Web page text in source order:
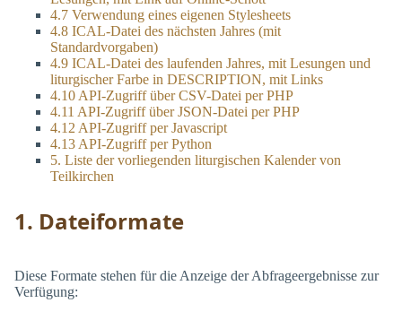
4.7 Verwendung eines eigenen Stylesheets
4.8 ICAL-Datei des nächsten Jahres (mit
Standardvorgaben)
4.9 ICAL-Datei des laufenden Jahres, mit Lesungen und
liturgischer Farbe in DESCRIPTION, mit Links
4.10 API-Zugriff über CSV-Datei per PHP
4.11 API-Zugriff über JSON-Datei per PHP
4.12 API-Zugriff per Javascript
4.13 API-Zugriff per Python
5. Liste der vorliegenden liturgischen Kalender von
Teilkirchen
1. Dateiformate
Diese Formate stehen für die Anzeige der Abfrageergebnisse zur
Verfügung: